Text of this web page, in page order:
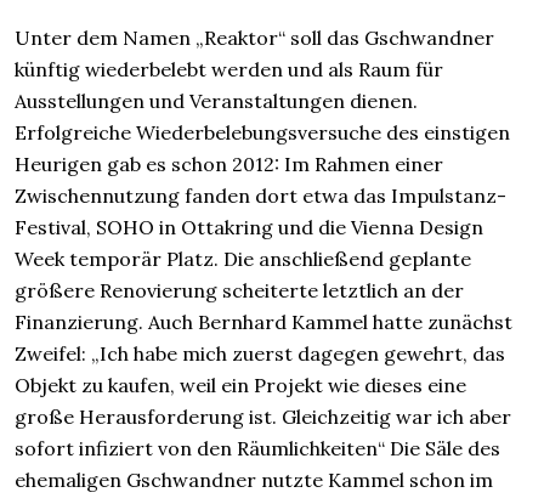
Unter dem Namen „Reaktor“ soll das Gschwandner
künftig wiederbelebt werden und als Raum für
Ausstellungen und Veranstaltungen dienen.
Erfolgreiche Wiederbelebungsversuche des einstigen
Heurigen gab es schon 2012: Im Rahmen einer
Zwischennutzung fanden dort etwa das Impulstanz-
Festival, SOHO in Ottakring und die Vienna Design
Week temporär Platz. Die anschließend geplante
größere Renovierung scheiterte letztlich an der
Finanzierung. Auch Bernhard Kammel hatte zunächst
Zweifel: „Ich habe mich zuerst dagegen gewehrt, das
Objekt zu kaufen, weil ein Projekt wie dieses eine
große Herausforderung ist. Gleichzeitig war ich aber
sofort infiziert von den Räumlichkeiten“ Die Säle des
ehemaligen Gschwandner nutzte Kammel schon im